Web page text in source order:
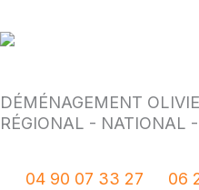
au
DÉMÉNAGEMENT
RÉGIONAL - NATIONAL
04 90 07 33 27 06